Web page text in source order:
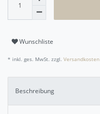
Wunschliste
* inkl. ges. MwSt. zzgl. Versandkosten
Beschreibung